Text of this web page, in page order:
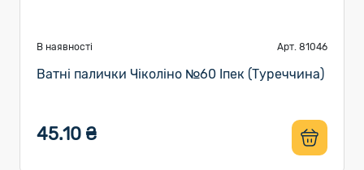
В наявності Арт. 81046
Ватні палички Чіколіно №60 Іпек (Туреччина)
45.10 ₴